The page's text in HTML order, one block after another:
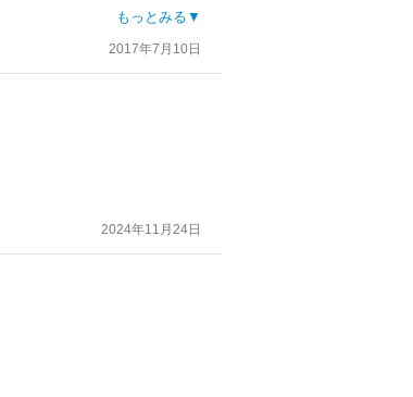
の心情シーンでは『あの行動
た。濡れ場はなくとも満足で
。
もっとみる▼
2017年7月10日
2024年11月24日